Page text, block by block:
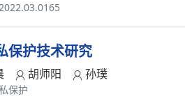
保护技术研究
胡师阳 孙璞
保护